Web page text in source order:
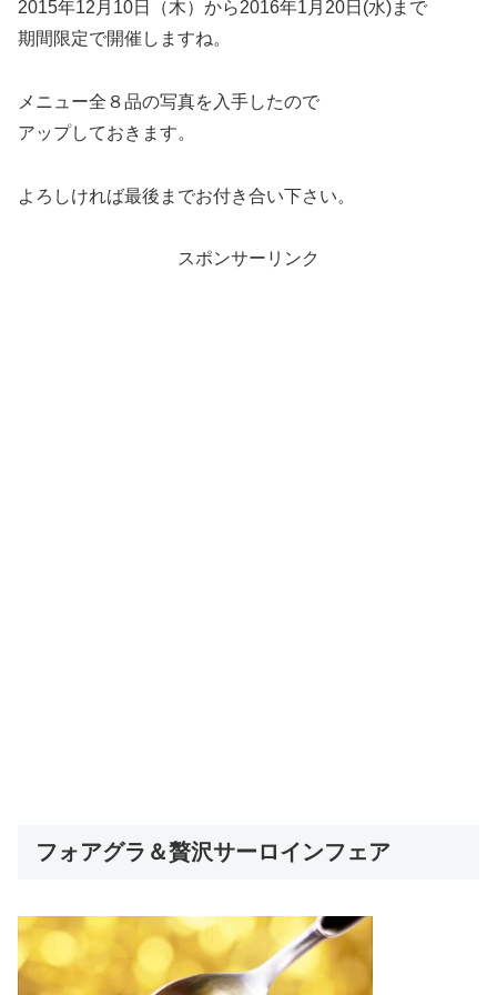
2015年12月10日（木）から2016年1月20日(水)まで
期間限定で開催しますね。
メニュー全８品の写真を入手したので
アップしておきます。
よろしければ最後までお付き合い下さい。
スポンサーリンク
フォアグラ＆贅沢サーロインフェア